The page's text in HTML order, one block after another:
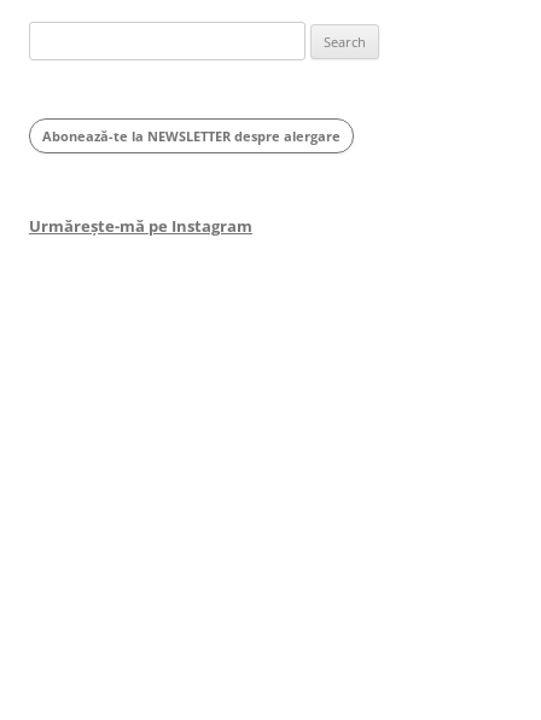
for:
Abonează-te la NEWSLETTER despre alergare
Urmărește-mă pe Instagram